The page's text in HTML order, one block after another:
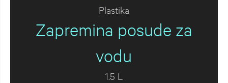
Plastika
Zapremina posude za
vodu
1.5 L